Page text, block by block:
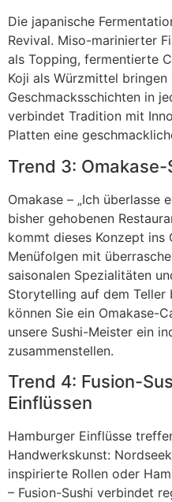
Die japanische
Revival. Miso-marinierter
als Topping, fermentierte
Koji als Würzmittel
Geschmacksschichten in
verbindet Tradition mit
Platten eine
Trend 3:
Omakase – „Ich überlasse
bisher gehobenen
kommt dieses Konzept ins
Menüfolgen mit
saisonalen Spezialitäten
Storytelling auf dem Teller
können Sie ein Omakase-
unsere Sushi-Meister ein
zusammenstellen.
Trend 4: Fusion-
Einflüssen
Hamburger Einflüsse
Handwerkskunst:
inspirierte Rollen oder
– Fusion-Sushi verbindet